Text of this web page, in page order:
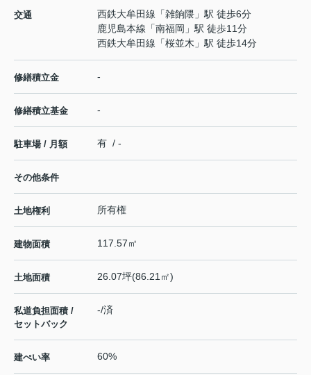
交通 西鉄大牟田線 「雑餉隈 」駅 徒歩6分
鹿児島本線 「南福岡 」駅 徒歩11分
西鉄大牟田線 「桜並木 」駅 徒歩14分
修繕積立金 -
修繕積立基金 -
駐車場 / 月額 有 / -
その他条件
土地権利 所有権
建物面積 117.57㎡
土地面積 26.07坪(86.21㎡)
私道負担面積 /
セットバック
-/済
建ぺい率 60%